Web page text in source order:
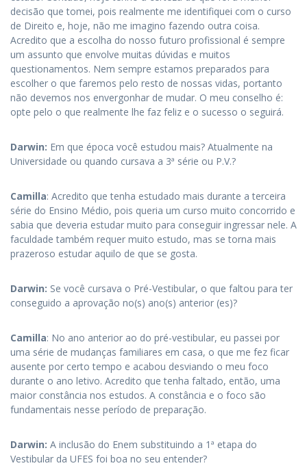
decisão que tomei, pois realmente me identifiquei com o curso
de Direito e, hoje, não me imagino fazendo outra coisa.
Acredito que a escolha do nosso futuro profissional é sempre
um assunto que envolve muitas dúvidas e muitos
questionamentos. Nem sempre estamos preparados para
escolher o que faremos pelo resto de nossas vidas, portanto
não devemos nos envergonhar de mudar. O meu conselho é:
opte pelo o que realmente lhe faz feliz e o sucesso o seguirá.
Darwin: Em que época você estudou mais? Atualmente na
Universidade ou quando cursava a 3ª série ou P.V.?
Camilla: Acredito que tenha estudado mais durante a terceira
série do Ensino Médio, pois queria um curso muito concorrido e
sabia que deveria estudar muito para conseguir ingressar nele. A
faculdade também requer muito estudo, mas se torna mais
prazeroso estudar aquilo de que se gosta.
Darwin: Se você cursava o Pré-Vestibular, o que faltou para ter
conseguido a aprovação no(s) ano(s) anterior (es)?
Camilla: No ano anterior ao do pré-vestibular, eu passei por
uma série de mudanças familiares em casa, o que me fez ficar
ausente por certo tempo e acabou desviando o meu foco
durante o ano letivo. Acredito que tenha faltado, então, uma
maior constância nos estudos. A constância e o foco são
fundamentais nesse período de preparação.
Darwin: A inclusão do Enem substituindo a 1ª etapa do
Vestibular da UFES foi boa no seu entender?